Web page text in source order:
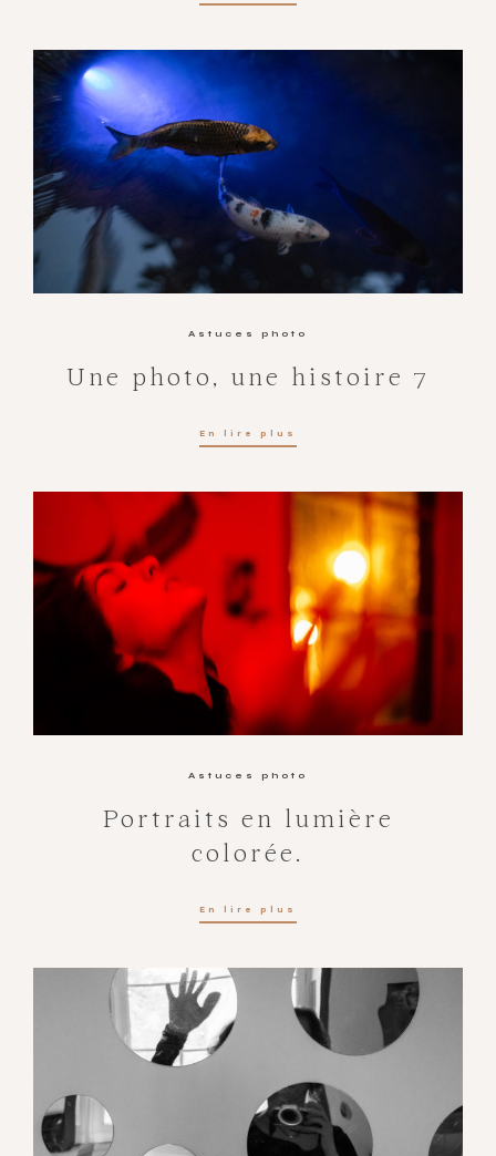
Astuces photo
Une photo, une histoire 7
En lire plus
Astuces photo
Portraits en lumière
colorée.
En lire plus